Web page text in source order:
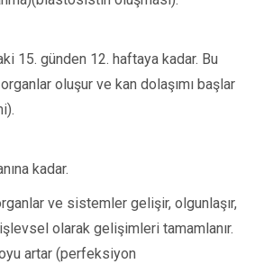
15. günden 12. haftaya kadar. Bu
oluşur ve kan dolaşımı başlar
kadar.
ve sistemler gelişir, olgunlaşır,
olarak gelişimleri tamamlanır.
artar (perfeksiyon